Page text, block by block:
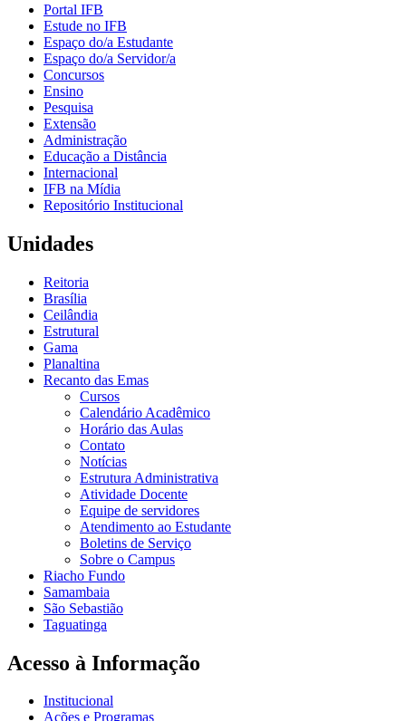
Portal IFB
Estude no IFB
Espaço do/a Estudante
Espaço do/a Servidor/a
Concursos
Ensino
Pesquisa
Extensão
Administração
Educação a Distância
Internacional
IFB na Mídia
Repositório Institucional
Unidades
Reitoria
Brasília
Ceilândia
Estrutural
Gama
Planaltina
Recanto das Emas
Cursos
Calendário Acadêmico
Horário das Aulas
Contato
Notícias
Estrutura Administrativa
Atividade Docente
Equipe de servidores
Atendimento ao Estudante
Boletins de Serviço
Sobre o Campus
Riacho Fundo
Samambaia
São Sebastião
Taguatinga
Acesso à Informação
Institucional
Ações e Programas